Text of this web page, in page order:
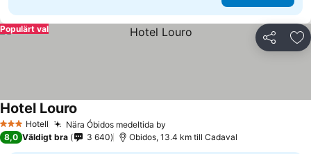
Dela
Populärt val
3 StjärnorHotell Nära Óbidos medeltida by
Hotel Louro
8,0 Väldigt bra 3 640 Obidos, 13.4 km till Cadaval